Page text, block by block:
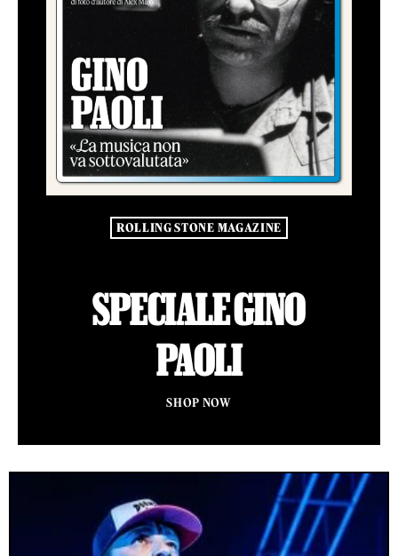
ROLLING STONE MAGAZINE
SPECIALE GINO
PAOLI
SHOP NOW